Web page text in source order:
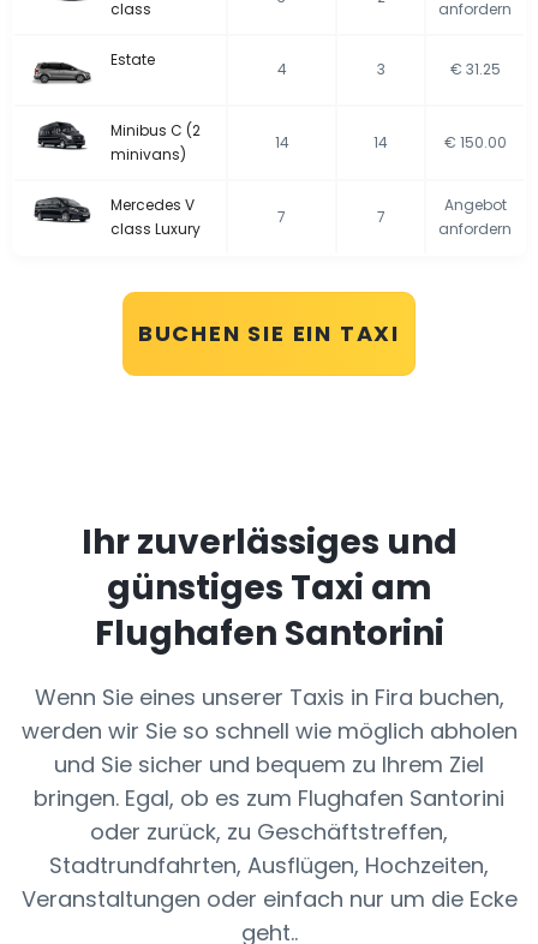
class anfordern
Estate 4 3 € 31.25
Minibus C (2
minivans)
14 14 € 150.00
Mercedes V
class Luxury
7 7
Angebot
anfordern
BUCHEN SIE EIN TAXI
Ihr zuverlässiges und
günstiges Taxi am
Flughafen Santorini
Wenn Sie eines unserer Taxis in Fira buchen,
werden wir Sie so schnell wie möglich abholen
und Sie sicher und bequem zu Ihrem Ziel
bringen. Egal, ob es zum Flughafen Santorini
oder zurück, zu Geschäftstreffen,
Stadtrundfahrten, Ausflügen, Hochzeiten,
Veranstaltungen oder einfach nur um die Ecke
geht..